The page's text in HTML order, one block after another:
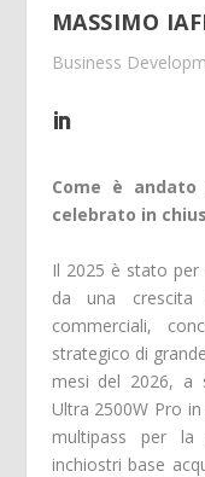
MASSIMO
Business
Come è
celebrato in
Il 2025 è stato
da una
commerciali,
strategico di
mesi del 2026, a
Ultra 2500W Pro
multipass per
inchiostri base